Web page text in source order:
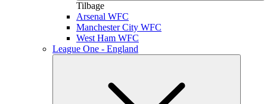
Tilbage
Arsenal WFC
Manchester City WFC
West Ham WFC
League One - England